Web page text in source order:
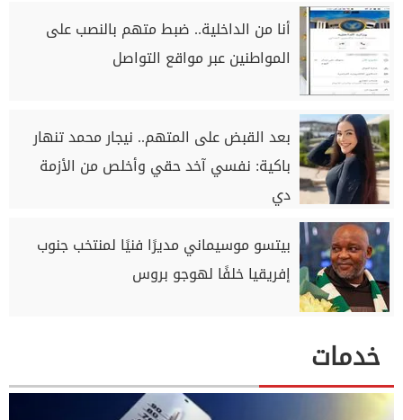
أنا من الداخلية.. ضبط متهم بالنصب على
المواطنين عبر مواقع التواصل
بعد القبض على المتهم.. نيجار محمد تنهار
باكية: نفسي آخد حقي وأخلص من الأزمة
دي
بيتسو موسيماني مديرًا فنيًا لمنتخب جنوب
إفريقيا خلفًا لهوجو بروس
خدمات